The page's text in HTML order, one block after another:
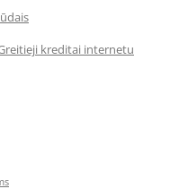
kreditai internetu